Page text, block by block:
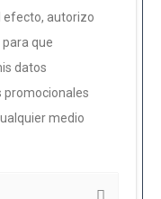
efecto, autorizo
que
datos
promocionales
medio